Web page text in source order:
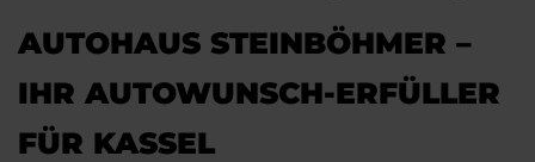
AUTOHAUS STEINBÖHMER –
IHR AUTOWUNSCH-ERFÜLLER
FÜR KASSEL